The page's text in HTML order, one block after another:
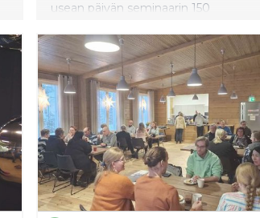
usean päivän seminaarin 150
vapaaehtoistoimintaan eri puolilla
Helsinkiä. Opiskelijat ovat noin 15-20-
vuotiaita, ja monille kyseessä on aivan
ensimmäinen kokemus auttamisesta
ja vapaaehtoistyöstä, vieläpä vieraassa
maassa. Päivän aikana opiskelijat
jalkautuvat yli 20 eri kohteeseen
auttamaan esimerkiksi pakkaus-,
järjestely- ja lajittelutehtävissä,
ruokajakelussa, lipaskeräyksissä sekä
muissa talkootehtävissä.